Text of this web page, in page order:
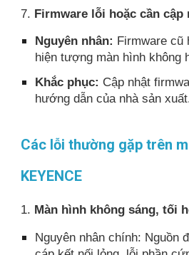
7. Firmware lỗi hoặc cần cập
Nguyên nhân: Firmware cũ
hiện tượng màn hình không
Khắc phục: Cập nhật
hướng dẫn của nhà sản
Các lỗi thường gặp trên
KEYENCE
1. Màn hình không sáng, tối
Nguyên nhân chính: Nguồn